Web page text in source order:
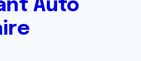
Auto